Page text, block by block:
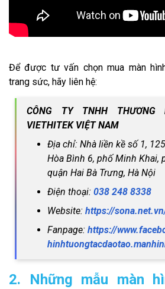
Để được tư vấn chọn mua màn
trang sức, hãy liên hệ:
CÔNG TY TNHH THƯƠNG
VIETHITEK VIỆT NAM
Địa chỉ: Nhà liền kề số 1,
Hòa Bình 6, phố Minh Khai,
quận Hai Bà Trưng, Hà Nội
Điện thoại: 038 248 8338
Website: https://
Fanpage: https://
2. Những mẫu màn